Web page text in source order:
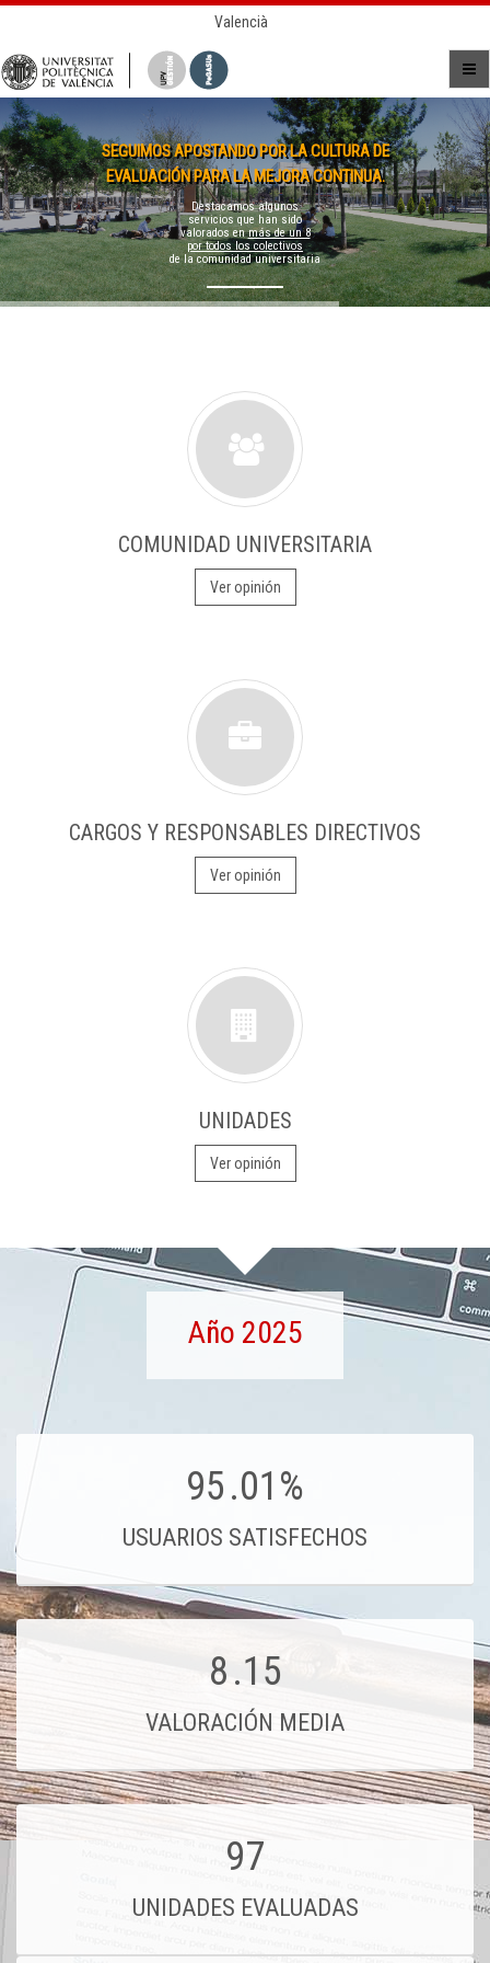
Valencià
SEGUIMOS APOSTANDO POR LA CULTURA DE
EVALUACIÓN PARA LA MEJORA CONTINUA.
Destacamos algunos
servicios que han sido
valorados enmás de un 8
por todos los colectivos
de la comunidad universitaria
COMUNIDAD UNIVERSITARIA
Ver opinión
CARGOS Y RESPONSABLES DIRECTIVOS
Ver opinión
UNIDADES
Ver opinión
Año 2025
95.01%
USUARIOS SATISFECHOS
8.15
VALORACIÓN MEDIA
97
UNIDADES EVALUADAS